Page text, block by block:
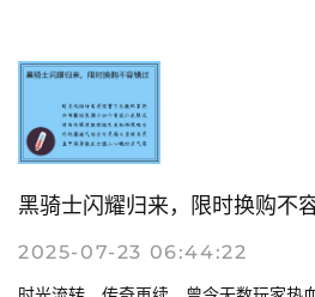
黑骑士闪耀归来，限时换购不
2025-07-23 06:44:22